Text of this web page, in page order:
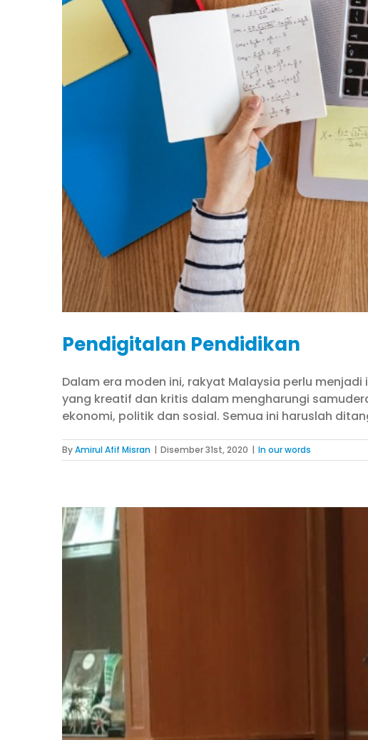
Pendigitalan Pendidikan
Dalam era moden ini, rakyat Malaysia perlu
yang kreatif dan kritis dalam mengharungi
ekonomi, politik dan sosial. Semua ini haruslah
ByAmirul Afif Misran | Disember 31st, 2020 | In our words